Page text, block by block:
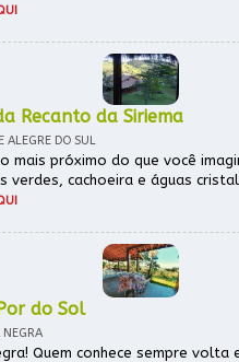
Recanto da Siriema
ALEGRE DO SUL
mais próximo do que você
verdes, cachoeira e águas
do Sol
NEGRA
Quem conhece sempre volta